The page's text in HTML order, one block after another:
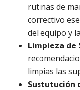
rutinas de
correctivo
del equipo y
Limpieza de
limpias las
Sustutución